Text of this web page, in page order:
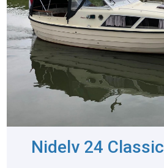
Nidelv 24 Classic